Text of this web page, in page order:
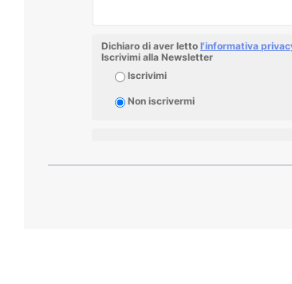
Dichiaro di aver letto l'informativa
Iscrivimi alla Newsletter
Iscrivimi
Non iscrivermi